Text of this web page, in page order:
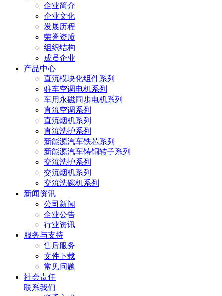
企业简介
企业文化
发展历程
荣誉资质
组织结构
成员企业
产品中心
直流模块化组件系列
驻车空调电机系列
车用永磁同步电机系列
直流空调系列
直流烟机系列
直流洗护系列
新能源汽车铁芯系列
新能源汽车铸铜转子系列
交流洗护系列
交流烟机系列
交流洗碗机系列
新闻资讯
公司新闻
企业公告
行业资讯
服务与支持
售后服务
文件下载
常见问题
社会责任
联系我们